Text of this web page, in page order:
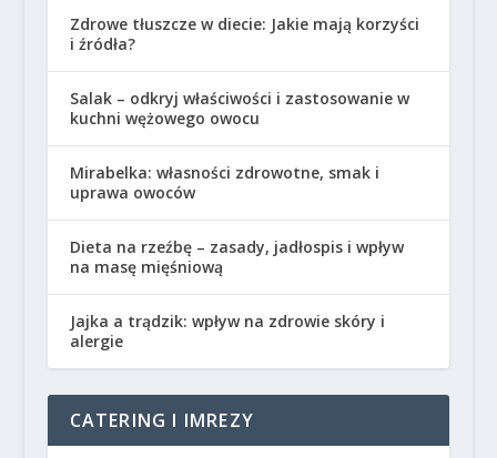
Zdrowe tłuszcze w diecie: Jakie mają korzyści
i źródła?
Salak – odkryj właściwości i zastosowanie w
kuchni wężowego owocu
Mirabelka: własności zdrowotne, smak i
uprawa owoców
Dieta na rzeźbę – zasady, jadłospis i wpływ
na masę mięśniową
Jajka a trądzik: wpływ na zdrowie skóry i
alergie
CATERING I IMREZY